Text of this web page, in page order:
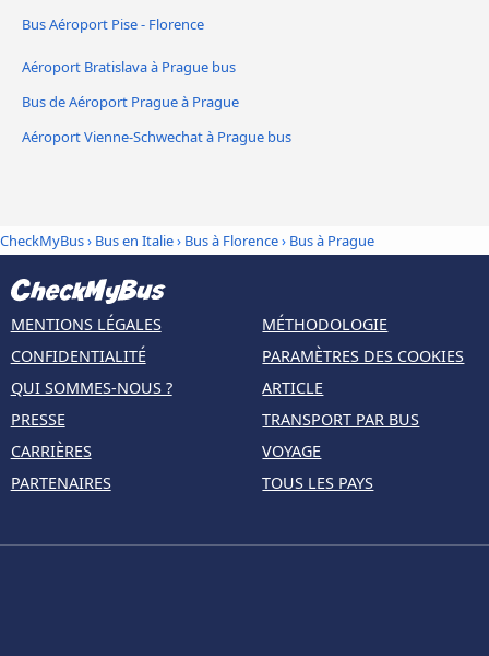
Bus Aéroport Pise - Florence
Aéroport Bratislava à Prague bus
Bus de Aéroport Prague à Prague
Aéroport Vienne-Schwechat à Prague bus
CheckMyBus› Bus en Italie› Bus à Florence› Bus à Prague
MENTIONS LÉGALES
CONFIDENTIALITÉ
QUI SOMMES-NOUS ?
PRESSE
CARRIÈRES
PARTENAIRES
MÉTHODOLOGIE
PARAMÈTRES DES COOKIES
ARTICLE
TRANSPORT PAR BUS
VOYAGE
TOUS LES PAYS